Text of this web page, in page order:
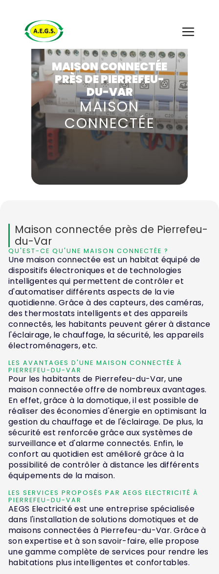
MAISON CONNECTÉE
PRÈS DE PIERREFEU-
DU-VAR
MAISON
CONNECTÉE
Maison connectée près de Pierrefeu-
du-Var
QU'EST-CE QU'UNE MAISON CONNECTÉE ?
Une maison connectée est un habitat équipé de
dispositifs électroniques et de technologies
intelligentes qui permettent de contrôler et
d'automatiser différents aspects de la vie
quotidienne. Grâce à des capteurs, des caméras,
des thermostats intelligents et des appareils
connectés, les habitants peuvent gérer à distance
l'éclairage, le chauffage, la sécurité, les appareils
électroménagers, etc.
LES AVANTAGES D'UNE MAISON CONNECTÉE À
PIERREFEU-DU-VAR
Pour les habitants de Pierrefeu-du-Var, une
maison connectée offre de nombreux avantages.
En effet, grâce à la domotique, il est possible de
réaliser des économies d'énergie en optimisant la
gestion du chauffage et de l'éclairage. De plus, la
sécurité est renforcée grâce aux systèmes de
surveillance et d'alarme connectés. Enfin, le
confort au quotidien est amélioré grâce à la
possibilité de contrôler à distance les différents
équipements de la maison.
LES SERVICES PROPOSÉS PAR AEGS ELECTRICITÉ À
PIERREFEU-DU-VAR
AEGS Electricité est une entreprise spécialisée
dans l'installation de solutions domotiques et de
maisons connectées à Pierrefeu-du-Var. Grâce à
son expertise et à son savoir-faire, elle propose
une gamme complète de services pour rendre les
habitations plus intelligentes et confortables.